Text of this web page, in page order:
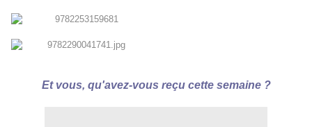
Et vous, qu'avez-vous reçu cette semaine ?